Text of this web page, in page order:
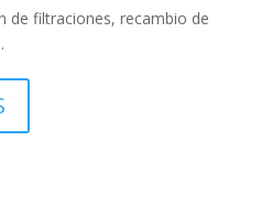
de filtraciones, recambio de